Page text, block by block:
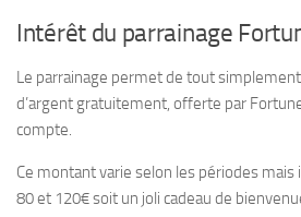
Intérêt du parrainage
Le parrainage permet de tout
d’argent gratuitement, offerte par
compte.
Ce montant varie selon les périodes mais
80 et 120€ soit un joli cadeau de